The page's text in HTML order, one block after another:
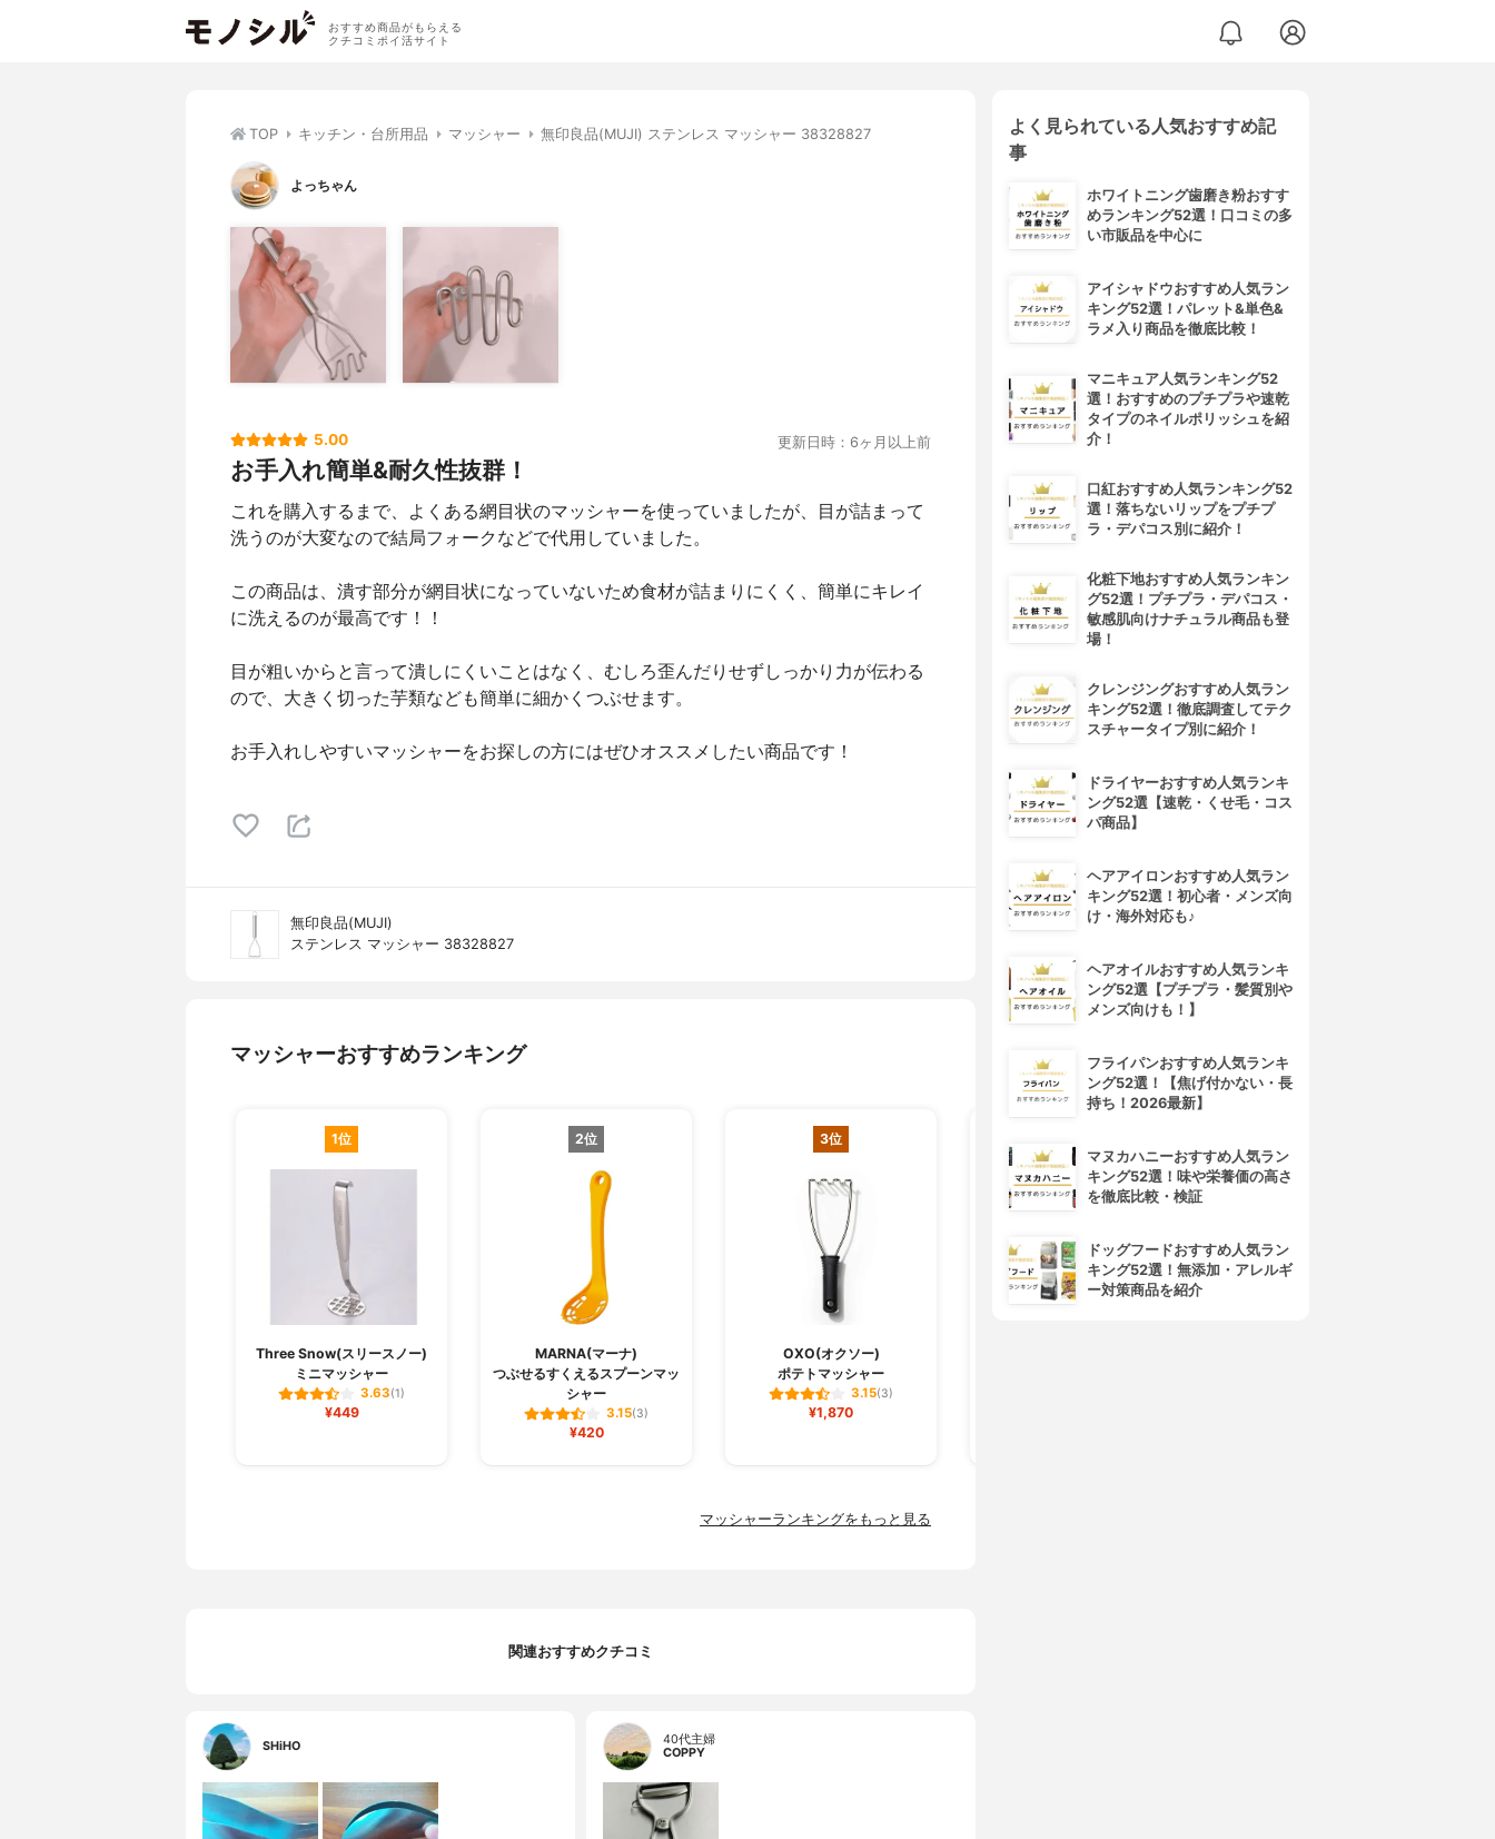
おすすめ商品がもらえる
クチコミポイ活サイト
TOP キッチン・台所用品 マッシャー 無印良品(MUJI) ステンレス マッシャー 38328827
よっちゃん
5.00 更新日時：6ヶ月以上前
お手入れ簡単&耐久性抜群！
これを購入するまで、よくある網目状のマッシャーを使っていましたが、目が詰まって
洗うのが大変なので結局フォークなどで代用していました。
この商品は、潰す部分が網目状になっていないため食材が詰まりにくく、簡単にキレイ
に洗えるのが最高です！！
目が粗いからと言って潰しにくいことはなく、むしろ歪んだりせずしっかり力が伝わる
ので、大きく切った芋類なども簡単に細かくつぶせます。
お手入れしやすいマッシャーをお探しの方にはぜひオススメしたい商品です！
無印良品(MUJI)
ステンレス マッシャー 38328827
マッシャーおすすめランキング
1位
Three Snow(スリースノー)
ミニマッシャー
3.63(1)
¥449
2位
MARNA(マーナ)
つぶせるすくえるスプーンマッ
シャー
3.15(3)
¥420
3位
OXO(オクソー)
ポテトマッシャー
3.15(3)
¥1,870
マッシャーランキングをもっと見る
関連おすすめクチコミ
SHiHO
40代主婦
COPPY
よく見られている人気おすすめ記
事
ホワイトニング歯磨き粉おすす
めランキング52選！口コミの多
い市販品を中心に
アイシャドウおすすめ人気ラン
キング52選！パレット&単色&
ラメ入り商品を徹底比較！
マニキュア人気ランキング52
選！おすすめのプチプラや速乾
タイプのネイルポリッシュを紹
介！
口紅おすすめ人気ランキング52
選！落ちないリップをプチプ
ラ・デパコス別に紹介！
化粧下地おすすめ人気ランキン
グ52選！プチプラ・デパコス・
敏感肌向けナチュラル商品も登
場！
クレンジングおすすめ人気ラン
キング52選！徹底調査してテク
スチャータイプ別に紹介！
ドライヤーおすすめ人気ランキ
ング52選【速乾・くせ毛・コス
パ商品】
ヘアアイロンおすすめ人気ラン
キング52選！初心者・メンズ向
け・海外対応も♪
ヘアオイルおすすめ人気ランキ
ング52選【プチプラ・髪質別や
メンズ向けも！】
フライパンおすすめ人気ランキ
ング52選！【焦げ付かない・長
持ち！2026最新】
マヌカハニーおすすめ人気ラン
キング52選！味や栄養価の高さ
を徹底比較・検証
ドッグフードおすすめ人気ラン
キング52選！無添加・アレルギ
ー対策商品を紹介